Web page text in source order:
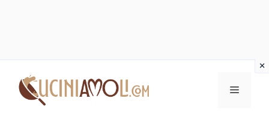
contenuto
Menu